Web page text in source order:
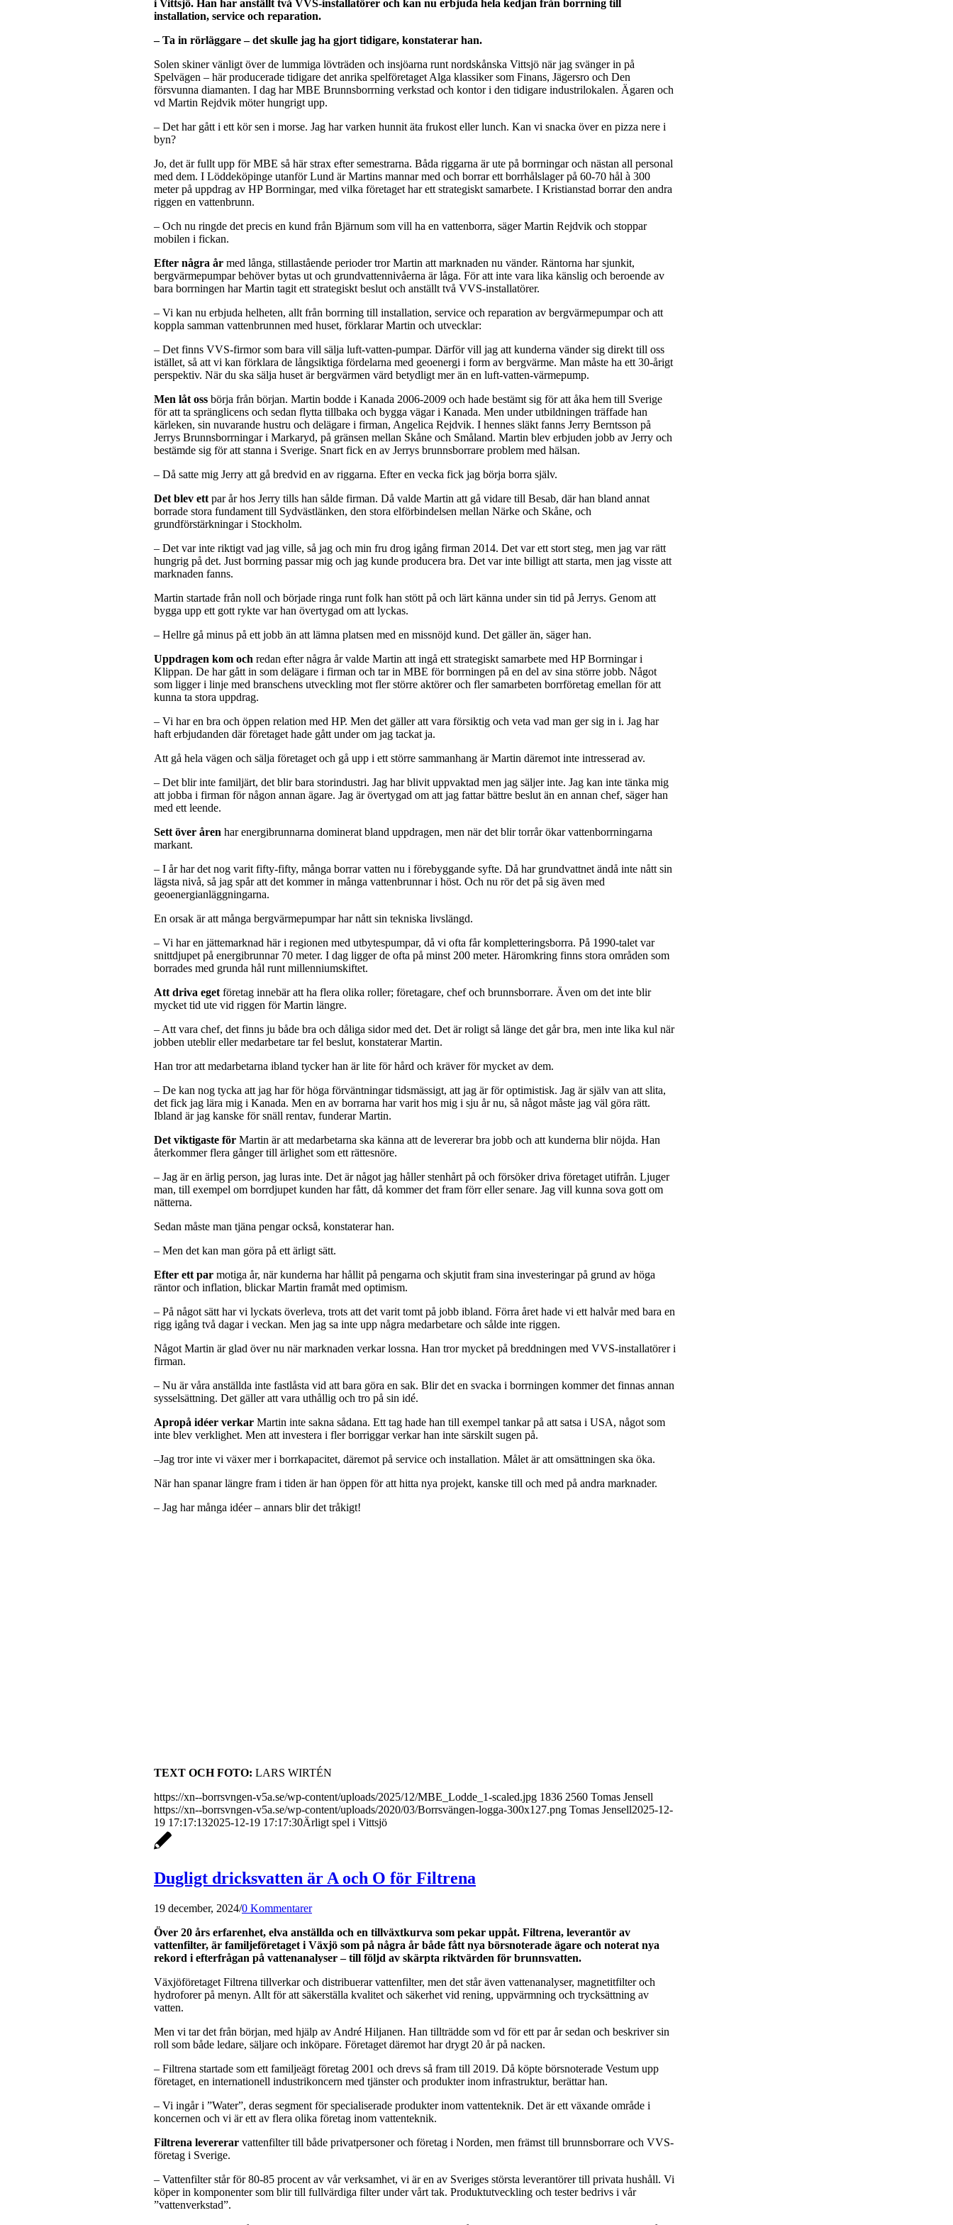
i Vittsjö. Han har anställt två VVS-installatörer och kan nu erbjuda hela kedjan från borrning till
installation, service och reparation.
– Ta in rörläggare – det skulle jag ha gjort tidigare, konstaterar han.
Solen skiner vänligt över de lummiga lövträden och insjöarna runt nordskånska Vittsjö när jag svänger in på
Spelvägen – här producerade tidigare det anrika spelföretaget Alga klassiker som Finans, Jägersro och Den
försvunna diamanten. I dag har MBE Brunnsborrning verkstad och kontor i den tidigare industrilokalen. Ägaren och
vd Martin Rejdvik möter hungrigt upp.
– Det har gått i ett kör sen i morse. Jag har varken hunnit äta frukost eller lunch. Kan vi snacka över en pizza nere i
byn?
Jo, det är fullt upp för MBE så här strax efter semestrarna. Båda riggarna är ute på borrningar och nästan all personal
med dem. I Löddeköpinge utanför Lund är Martins mannar med och borrar ett borrhålslager på 60-70 hål à 300
meter på uppdrag av HP Borrningar, med vilka företaget har ett strategiskt samarbete. I Kristianstad borrar den andra
riggen en vattenbrunn.
– Och nu ringde det precis en kund från Bjärnum som vill ha en vattenborra, säger Martin Rejdvik och stoppar
mobilen i fickan.
Efter några år med långa, stillastående perioder tror Martin att marknaden nu vänder. Räntorna har sjunkit,
bergvärmepumpar behöver bytas ut och grundvattennivåerna är låga. För att inte vara lika känslig och beroende av
bara borrningen har Martin tagit ett strategiskt beslut och anställt två VVS-installatörer.
– Vi kan nu erbjuda helheten, allt från borrning till installation, service och reparation av bergvärmepumpar och att
koppla samman vattenbrunnen med huset, förklarar Martin och utvecklar:
– Det finns VVS-firmor som bara vill sälja luft-vatten-pumpar. Därför vill jag att kunderna vänder sig direkt till oss
istället, så att vi kan förklara de långsiktiga fördelarna med geoenergi i form av bergvärme. Man måste ha ett 30-årigt
perspektiv. När du ska sälja huset är bergvärmen värd betydligt mer än en luft-vatten-värmepump.
Men låt oss börja från början. Martin bodde i Kanada 2006-2009 och hade bestämt sig för att åka hem till Sverige
för att ta spränglicens och sedan flytta tillbaka och bygga vägar i Kanada. Men under utbildningen träffade han
kärleken, sin nuvarande hustru och delägare i firman, Angelica Rejdvik. I hennes släkt fanns Jerry Berntsson på
Jerrys Brunnsborrningar i Markaryd, på gränsen mellan Skåne och Småland. Martin blev erbjuden jobb av Jerry och
bestämde sig för att stanna i Sverige. Snart fick en av Jerrys brunnsborrare problem med hälsan.
– Då satte mig Jerry att gå bredvid en av riggarna. Efter en vecka fick jag börja borra själv.
Det blev ett par år hos Jerry tills han sålde firman. Då valde Martin att gå vidare till Besab, där han bland annat
borrade stora fundament till Sydvästlänken, den stora elförbindelsen mellan Närke och Skåne, och
grundförstärkningar i Stockholm.
– Det var inte riktigt vad jag ville, så jag och min fru drog igång firman 2014. Det var ett stort steg, men jag var rätt
hungrig på det. Just borrning passar mig och jag kunde producera bra. Det var inte billigt att starta, men jag visste att
marknaden fanns.
Martin startade från noll och började ringa runt folk han stött på och lärt känna under sin tid på Jerrys. Genom att
bygga upp ett gott rykte var han övertygad om att lyckas.
– Hellre gå minus på ett jobb än att lämna platsen med en missnöjd kund. Det gäller än, säger han.
Uppdragen kom och redan efter några år valde Martin att ingå ett strategiskt samarbete med HP Borrningar i
Klippan. De har gått in som delägare i firman och tar in MBE för borrningen på en del av sina större jobb. Något
som ligger i linje med branschens utveckling mot fler större aktörer och fler samarbeten borrföretag emellan för att
kunna ta stora uppdrag.
– Vi har en bra och öppen relation med HP. Men det gäller att vara försiktig och veta vad man ger sig in i. Jag har
haft erbjudanden där företaget hade gått under om jag tackat ja.
Att gå hela vägen och sälja företaget och gå upp i ett större sammanhang är Martin däremot inte intresserad av.
– Det blir inte familjärt, det blir bara storindustri. Jag har blivit uppvaktad men jag säljer inte. Jag kan inte tänka mig
att jobba i firman för någon annan ägare. Jag är övertygad om att jag fattar bättre beslut än en annan chef, säger han
med ett leende.
Sett över åren har energibrunnarna dominerat bland uppdragen, men när det blir torrår ökar vattenborrningarna
markant.
– I år har det nog varit fifty-fifty, många borrar vatten nu i förebyggande syfte. Då har grundvattnet ändå inte nått sin
lägsta nivå, så jag spår att det kommer in många vattenbrunnar i höst. Och nu rör det på sig även med
geoenergianläggningarna.
En orsak är att många bergvärmepumpar har nått sin tekniska livslängd.
– Vi har en jättemarknad här i regionen med utbytespumpar, då vi ofta får kompletteringsborra. På 1990-talet var
snittdjupet på energibrunnar 70 meter. I dag ligger de ofta på minst 200 meter. Häromkring finns stora områden som
borrades med grunda hål runt millenniumskiftet.
Att driva eget företag innebär att ha flera olika roller; företagare, chef och brunnsborrare. Även om det inte blir
mycket tid ute vid riggen för Martin längre.
– Att vara chef, det finns ju både bra och dåliga sidor med det. Det är roligt så länge det går bra, men inte lika kul när
jobben uteblir eller medarbetare tar fel beslut, konstaterar Martin.
Han tror att medarbetarna ibland tycker han är lite för hård och kräver för mycket av dem.
– De kan nog tycka att jag har för höga förväntningar tidsmässigt, att jag är för optimistisk. Jag är själv van att slita,
det fick jag lära mig i Kanada. Men en av borrarna har varit hos mig i sju år nu, så något måste jag väl göra rätt.
Ibland är jag kanske för snäll rentav, funderar Martin.
Det viktigaste för Martin är att medarbetarna ska känna att de levererar bra jobb och att kunderna blir nöjda. Han
återkommer flera gånger till ärlighet som ett rättesnöre.
– Jag är en ärlig person, jag luras inte. Det är något jag håller stenhårt på och försöker driva företaget utifrån. Ljuger
man, till exempel om borrdjupet kunden har fått, då kommer det fram förr eller senare. Jag vill kunna sova gott om
nätterna.
Sedan måste man tjäna pengar också, konstaterar han.
– Men det kan man göra på ett ärligt sätt.
Efter ett par motiga år, när kunderna har hållit på pengarna och skjutit fram sina investeringar på grund av höga
räntor och inflation, blickar Martin framåt med optimism.
– På något sätt har vi lyckats överleva, trots att det varit tomt på jobb ibland. Förra året hade vi ett halvår med bara en
rigg igång två dagar i veckan. Men jag sa inte upp några medarbetare och sålde inte riggen.
Något Martin är glad över nu när marknaden verkar lossna. Han tror mycket på breddningen med VVS-installatörer i
firman.
– Nu är våra anställda inte fastlåsta vid att bara göra en sak. Blir det en svacka i borrningen kommer det finnas annan
sysselsättning. Det gäller att vara uthållig och tro på sin idé.
Apropå idéer verkar Martin inte sakna sådana. Ett tag hade han till exempel tankar på att satsa i USA, något som
inte blev verklighet. Men att investera i fler borriggar verkar han inte särskilt sugen på.
–Jag tror inte vi växer mer i borrkapacitet, däremot på service och installation. Målet är att omsättningen ska öka.
När han spanar längre fram i tiden är han öppen för att hitta nya projekt, kanske till och med på andra marknader.
– Jag har många idéer – annars blir det tråkigt!
TEXT OCH FOTO: LARS WIRTÉN
https://xn--borrsvngen-v5a.se/wp-content/uploads/2025/12/MBE_Lodde_1-scaled.jpg 1836 2560 Tomas Jensell
https://xn--borrsvngen-v5a.se/wp-content/uploads/2020/03/Borrsvängen-logga-300x127.png Tomas Jensell2025-12-
19 17:17:132025-12-19 17:17:30Ärligt spel i Vittsjö
Dugligt dricksvatten är A och O för Filtrena
19 december, 2024/0 Kommentarer
Över 20 års erfarenhet, elva anställda och en tillväxtkurva som pekar uppåt. Filtrena, leverantör av
vattenfilter, är familjeföretaget i Växjö som på några år både fått nya börsnoterade ägare och noterat nya
rekord i efterfrågan på vattenanalyser – till följd av skärpta riktvärden för brunnsvatten.
Växjöföretaget Filtrena tillverkar och distribuerar vattenfilter, men det står även vattenanalyser, magnetitfilter och
hydroforer på menyn. Allt för att säkerställa kvalitet och säkerhet vid rening, uppvärmning och trycksättning av
vatten.
Men vi tar det från början, med hjälp av André Hiljanen. Han tillträdde som vd för ett par år sedan och beskriver sin
roll som både ledare, säljare och inköpare. Företaget däremot har drygt 20 år på nacken.
– Filtrena startade som ett familjeägt företag 2001 och drevs så fram till 2019. Då köpte börsnoterade Vestum upp
företaget, en internationell industrikoncern med tjänster och produkter inom infrastruktur, berättar han.
– Vi ingår i ”Water”, deras segment för specialiserade produkter inom vattenteknik. Det är ett växande område i
koncernen och vi är ett av flera olika företag inom vattenteknik.
Filtrena levererar vattenfilter till både privatpersoner och företag i Norden, men främst till brunnsborrare och VVS-
företag i Sverige.
– Vattenfilter står för 80-85 procent av vår verksamhet, vi är en av Sveriges största leverantörer till privata hushåll. Vi
köper in komponenter som blir till fullvärdiga filter under vårt tak. Produktutveckling och tester bedrivs i vår
”vattenverkstad”.